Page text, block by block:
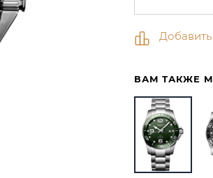
ВАМ ТАКЖЕ